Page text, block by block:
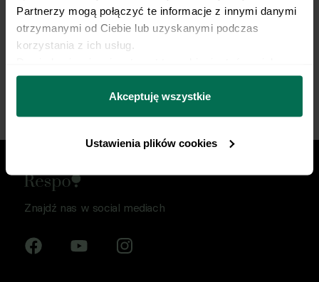
Partnerzy mogą połączyć te informacje z innymi danymi
otrzymanymi od Ciebie lub uzyskanymi podczas
korzystania z ich usług.
można się z nami skontaktować i w jaki sposób
przetwarzamy dane osobowe w ramach
prywatności.
Akceptuję wszystkie
Ustawienia plików cookies
treningów i sportowych celów. Nie pozwól, by źle
dobrana dieta ograniczała Twój progres.
Znajdź nas w social mediach